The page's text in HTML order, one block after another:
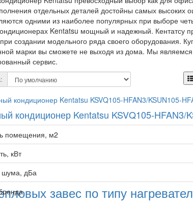
завес по типу
отдельных деталей достойны самых
одними из наиболее популярных при выборе
Kentatsu мощный и надежный. Кентатсу
создании модельного ряда своего оборудования.
марки вы сможете не выходя из дома. Мы
сервис.
кондиционер Kentatsu KSVQ105-HFAN3/
помещения, м2
кВт
шума, дБа